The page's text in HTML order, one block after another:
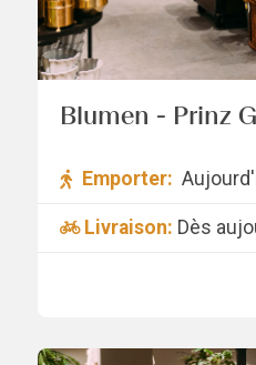
Blumen - Prinz
Emporter:
Livraison: Dès